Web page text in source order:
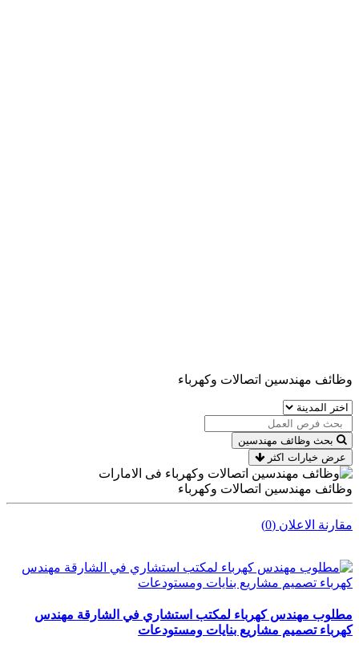
وظائف مهندسين اتصالات وكهرباء
بحث وظائف مهندسين
عرض خيارات اكثر
وظائف مهندسين اتصالات وكهرباء
مقارنة الاعلان (0)
مطلوب مهندس كهرباء لمكتب استشاري في الشارقة مهندس
كهرباء تصميم مشاريع بنايات ومستودعات